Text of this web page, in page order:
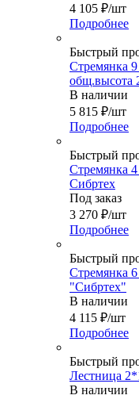
4 105 ₽/шт
Подробнее
Быстрый
Стремянка
общ.высота
В наличии
5 815 ₽/шт
Подробнее
Быстрый
Стремянка 4
Сибртех
Под заказ
3 270 ₽/шт
Подробнее
Быстрый
Стремянка 6
"Сибртех"
В наличии
4 115 ₽/шт
Подробнее
Быстрый
Лестница
В наличии